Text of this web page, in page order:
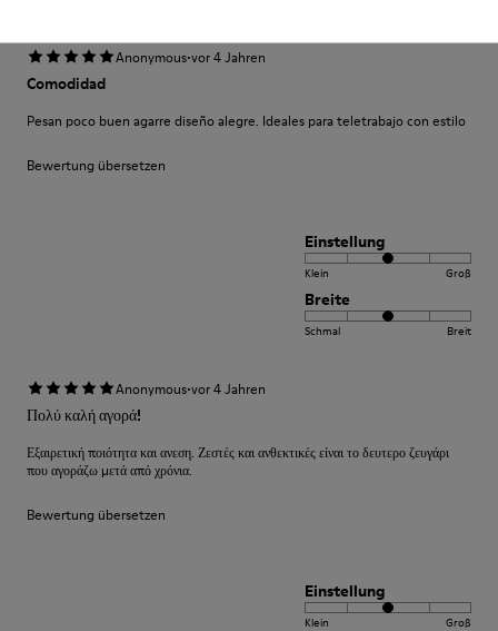
Anonymous·vor 4 Jahren
Comodidad
Pesan poco buen agarre diseño alegre. Ideales para teletrabajo con estilo
Bewertung übersetzen
Einstellung
Klein Groß
Breite
Schmal Breit
Anonymous·vor 4 Jahren
Πολύ καλή αγορά!
Εξαιρετική ποιότητα και ανεση. Ζεστές και ανθεκτικές είναι το δευτερο ζευγάρι
που αγοράζω μετά από χρόνια.
Bewertung übersetzen
Einstellung
Klein Groß